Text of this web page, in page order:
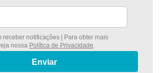
receber notificações | Para obter mais
nossa Política de Privacidade
Enviar